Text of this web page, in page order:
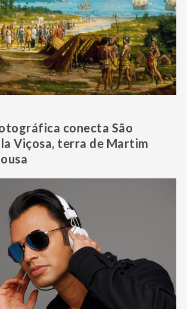
conecta São
Viçosa, terra de Martim